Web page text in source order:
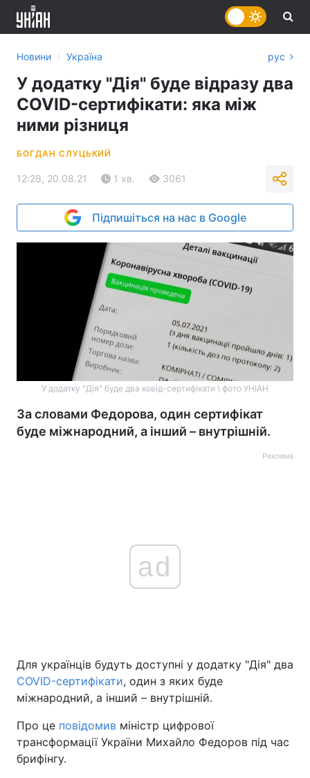
Головна Війна
Економіка Світ
Новини › Україна рус
У додатку "Дія" буде відразу два
COVID-сертифікати: яка між
ними різниця
БОГДАН СЛУЦЬКИЙ
12:28, 20.08.21 1 хв. 3061
Підпишіться на нас в Google
У додатку "Дія" буде два ковід-сертифікати \ фото УНІАН
За словами Федорова, один сертифікат
буде міжнародний, а інший – внутрішній.
Реклама
ad
Для українців будуть доступні у додатку "Дія" два
COVID-сертифікати, один з яких буде
міжнародний, а інший – внутрішній.
Про це повідомив міністр цифрової
трансформації України Михайло Федоров під час
брифінгу.